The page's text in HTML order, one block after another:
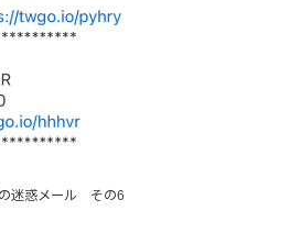
迷惑メール その6